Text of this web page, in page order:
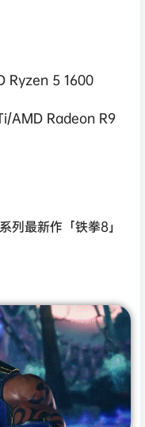
Ryzen 5 1600
AMD Radeon R9
列最新作「铁拳8」